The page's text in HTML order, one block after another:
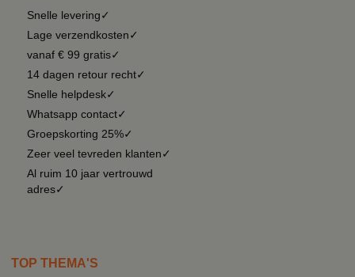
Snelle levering✓
Lage verzendkosten✓
vanaf € 99 gratis✓
14 dagen retour recht✓
Snelle helpdesk✓
Whatsapp contact✓
Groepskorting 25%✓
Zeer veel tevreden klanten✓
Al ruim 10 jaar vertrouwd
adres✓
TOP THEMA'S